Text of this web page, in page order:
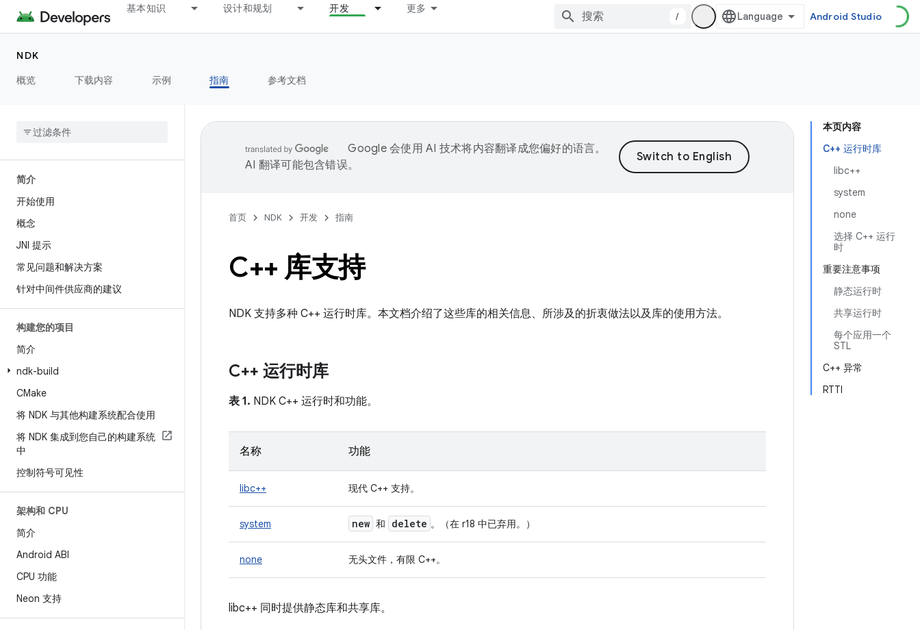
基本知识 设计和规划 开发 更多
/ Android Studio
NDK
概览
下载内容 示例 指南 参考文档
简介
开始使用
概念
JNI 提示
常见问题和解决方案
针对中间件供应商的建议
构建您的项目
简介
ndk-build
CMake
将 NDK 与其他构建系统配合使用
将 NDK 集成到您自己的构建系统
中
控制符号可见性
架构和 CPU
简介
Android ABI
CPU 功能
Neon 支持
本页内容
C++ 运行时库
libc++
system
none
选择 C++ 运行
时
重要注意事项
静态运行时
共享运行时
每个应用一个
STL
C++ 异常
RTTI
Google 会使用 AI 技术将内容翻译成您偏好的语言。
AI 翻译可能包含错误。
首页 NDK 开发 指南
C++ 库支持
NDK 支持多种 C++ 运行时库。本文档介绍了这些库的相关信息、所涉及的折衷做法以及库的使用方法。
C++ 运行时库
表 1. NDK C++ 运行时和功能。
名称 功能
libc++ 现代 C++ 支持。
system new 和 delete 。（在 r18 中已弃用。）
none 无头文件，有限 C++。
libc++ 同时提供静态库和共享库。